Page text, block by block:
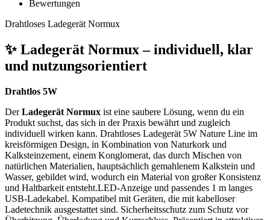
Bewertungen
Drahtloses Ladegerät Normux
✨ Ladegerät Normux – individuell, klar
und nutzungsorientiert
Drahtlos 5W
DerLadegerät Normux ist eine saubere Lösung, wenn du ein
Produkt suchst, das sich in der Praxis bewährt und zugleich
individuell wirken kann. Drahtloses Ladegerät 5W Nature Line im
kreisförmigen Design, in Kombination von Naturkork und
Kalksteinzement, einem Konglomerat, das durch Mischen von
natürlichen Materialien, hauptsächlich gemahlenem Kalkstein und
Wasser, gebildet wird, wodurch ein Material von großer Konsistenz
und Haltbarkeit entsteht.LED-Anzeige und passendes 1 m langes
USB-Ladekabel. Kompatibel mit Geräten, die mit kabelloser
Ladetechnik ausgestattet sind. Sicherheitsschutz zum Schutz vor